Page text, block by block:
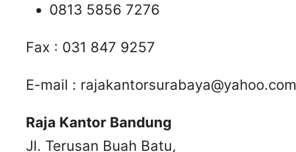
0813 5856 7276
Fax : 031 847 9257
E-mail : rajakantorsurabaya@yahoo.com
Raja Kantor Bandung
Jl. Terusan Buah Batu,